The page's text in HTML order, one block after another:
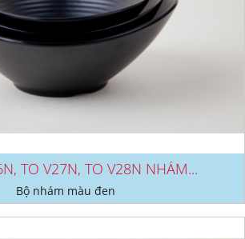
TO V27N, TO V28N NHÁM...
Bộ nhám màu đen